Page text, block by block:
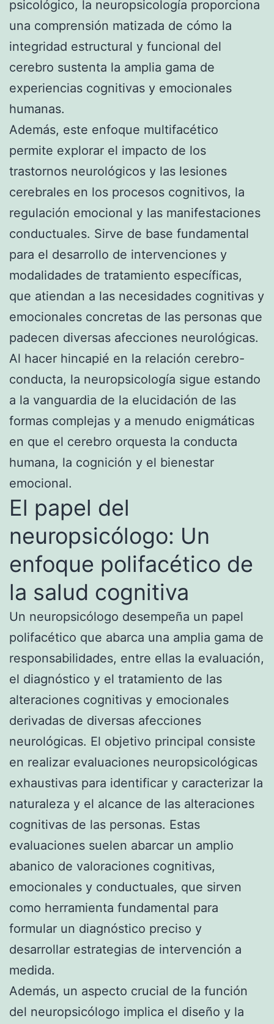
psicológico, la neuropsicología proporciona
una comprensión matizada de cómo la
integridad estructural y funcional del
cerebro sustenta la amplia gama de
experiencias cognitivas y emocionales
humanas.
Además, este enfoque multifacético
permite explorar el impacto de los
trastornos neurológicos y las lesiones
cerebrales en los procesos cognitivos, la
regulación emocional y las manifestaciones
conductuales. Sirve de base fundamental
para el desarrollo de intervenciones y
modalidades de tratamiento específicas,
que atiendan a las necesidades cognitivas y
emocionales concretas de las personas que
padecen diversas afecciones neurológicas.
Al hacer hincapié en la relación cerebro-
conducta, la neuropsicología sigue estando
a la vanguardia de la elucidación de las
formas complejas y a menudo enigmáticas
en que el cerebro orquesta la conducta
humana, la cognición y el bienestar
emocional.
El papel del
neuropsicólogo: Un
enfoque polifacético de
la salud cognitiva
Un neuropsicólogo desempeña un papel
polifacético que abarca una amplia gama de
responsabilidades, entre ellas la evaluación,
el diagnóstico y el tratamiento de las
alteraciones cognitivas y emocionales
derivadas de diversas afecciones
neurológicas. El objetivo principal consiste
en realizar evaluaciones neuropsicológicas
exhaustivas para identificar y caracterizar la
naturaleza y el alcance de las alteraciones
cognitivas de las personas. Estas
evaluaciones suelen abarcar un amplio
abanico de valoraciones cognitivas,
emocionales y conductuales, que sirven
como herramienta fundamental para
formular un diagnóstico preciso y
desarrollar estrategias de intervención a
medida.
Además, un aspecto crucial de la función
del neuropsicólogo implica el diseño y la